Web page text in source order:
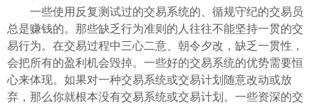
一些使用反复测试过的交易系统的、循规守纪的交易员
总是赚钱的。那些缺乏行为准则的人往往不能坚持一贯的交
易行为。在交易过程中三心二意、朝令夕改，缺乏一贯性，
会把所有的盈利机会毁掉。一些好的交易系统的优势需要恒
心来体现。如果对一种交易系统或交易计划随意改动或放
弃，那么你就根本没有交易系统或交易计划。一些资深的交